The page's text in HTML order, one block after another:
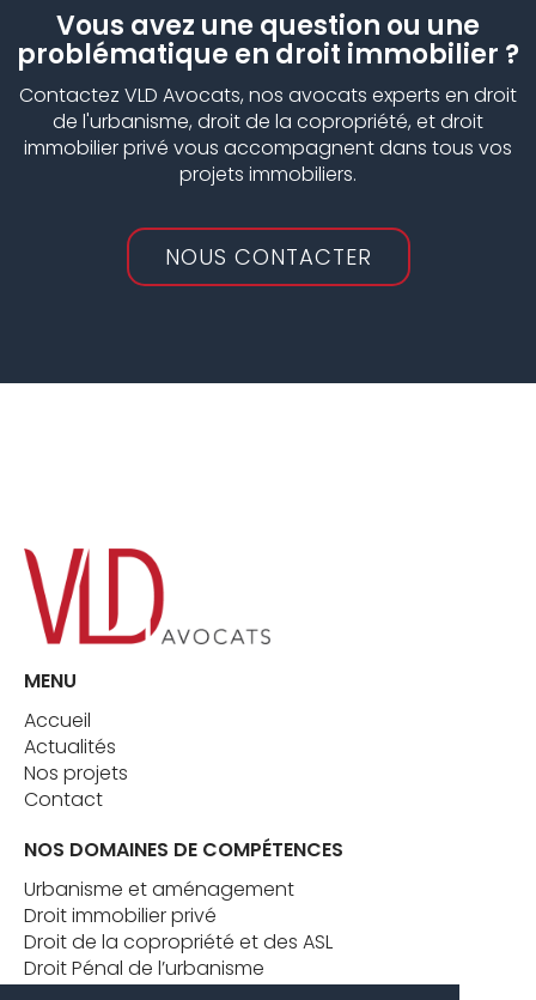
Vous avez une question ou une
problématique en droit immobilier ?
Contactez VLD Avocats, nos avocats experts en droit
de l'urbanisme, droit de la copropriété, et droit
immobilier privé vous accompagnent dans tous vos
projets immobiliers.
NOUS CONTACTER
MENU
Accueil
Actualités
Nos projets
Contact
NOS DOMAINES DE COMPÉTENCES
Urbanisme et aménagement
Droit immobilier privé
Droit de la copropriété et des ASL
Droit Pénal de l’urbanisme